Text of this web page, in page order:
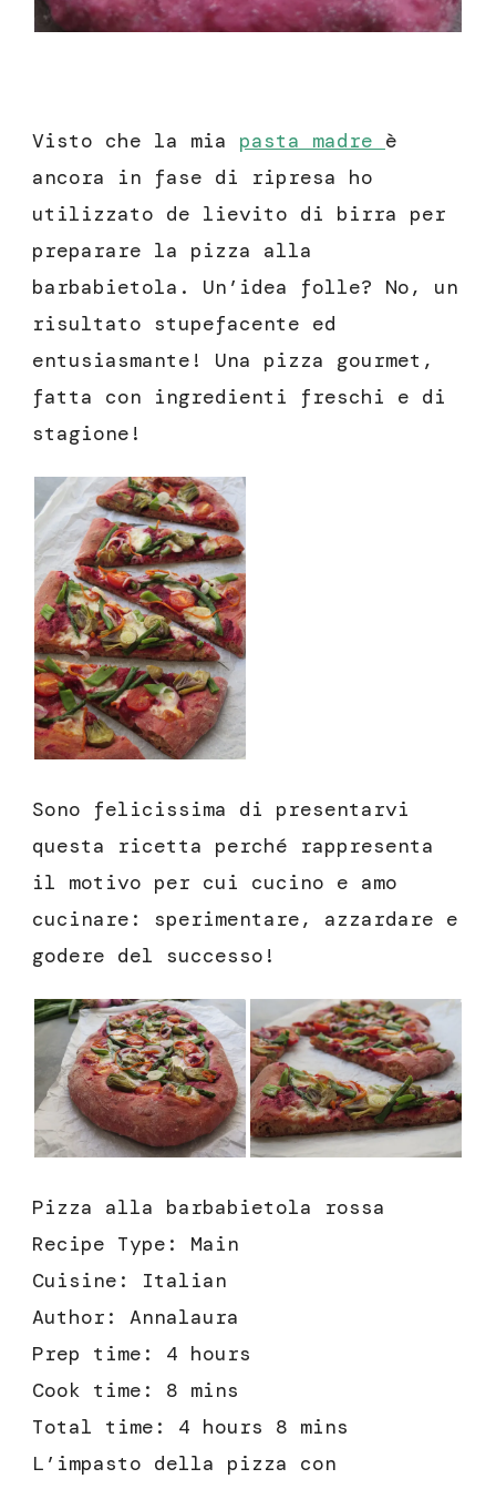
Visto che la mia pasta madre è
ancora in fase di ripresa ho
utilizzato de lievito di birra per
preparare la pizza alla
barbabietola. Un’idea folle? No, un
risultato stupefacente ed
entusiasmante! Una pizza gourmet,
fatta con ingredienti freschi e di
stagione!
Sono felicissima di presentarvi
questa ricetta perché rappresenta
il motivo per cui cucino e amo
cucinare: sperimentare, azzardare e
godere del successo!
Pizza alla barbabietola rossa
Recipe Type : Main
Cuisine: Italian
Author: Annalaura
Prep time: 4 hours
Cook time: 8 mins
Total time: 4 hours 8 mins
L’impasto della pizza con